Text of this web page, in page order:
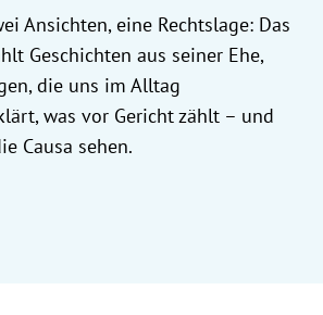
Ansichten, eine Rechtslage: Das
Geschichten aus seiner Ehe,
die uns im Alltag
was vor Gericht zählt – und
Causa sehen.